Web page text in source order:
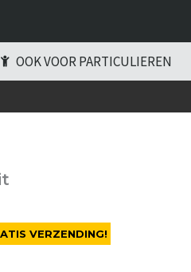
OOK VOOR PARTICULIEREN
VERZENDING!